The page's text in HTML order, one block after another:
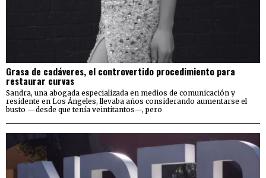
Grasa de cadáveres, el controvertido procedimiento para
restaurar curvas
Sandra, una abogada especializada en medios de comunicación y
residente en Los Ángeles, llevaba años considerando aumentarse el
busto —desde que tenía veintitantos—, pero